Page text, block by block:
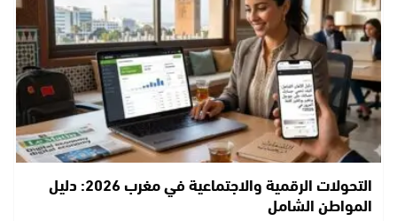
التحولات الرقمية والاجتماعية في مغرب 2026: دليل
المواطن الشامل